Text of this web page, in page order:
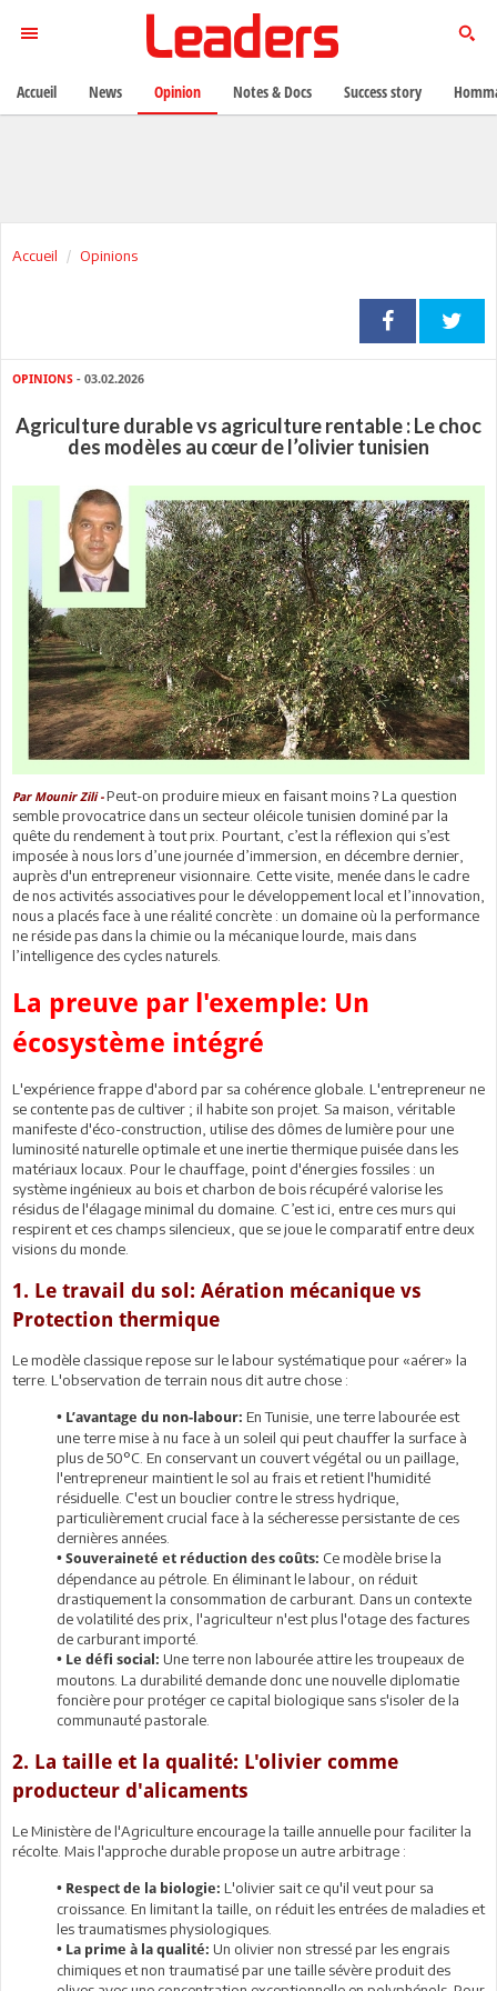
Accueil Opinions
OPINIONS - 03.02.2026
Agriculture durable vs agriculture rentable : Le choc
des modèles au cœur de l’olivier tunisien
Par Mounir Zili -Peut-on produire mieux en faisant moins ? La question
semble provocatrice dans un secteur oléicole tunisien dominé par la
quête du rendement à tout prix. Pourtant, c’est la réflexion qui s’est
imposée à nous lors d’une journée d’immersion, en décembre dernier,
auprès d'un entrepreneur visionnaire. Cette visite, menée dans le cadre
de nos activités associatives pour le développement local et l’innovation,
nous a placés face à une réalité concrète : un domaine où la performance
ne réside pas dans la chimie ou la mécanique lourde, mais dans
l’intelligence des cycles naturels.
La preuve par l'exemple: Un
écosystème intégré
L'expérience frappe d'abord par sa cohérence globale. L'entrepreneur ne
se contente pas de cultiver ; il habite son projet. Sa maison, véritable
manifeste d'éco-construction, utilise des dômes de lumière pour une
luminosité naturelle optimale et une inertie thermique puisée dans les
matériaux locaux. Pour le chauffage, point d'énergies fossiles : un
système ingénieux au bois et charbon de bois récupéré valorise les
résidus de l'élagage minimal du domaine. C’est ici, entre ces murs qui
respirent et ces champs silencieux, que se joue le comparatif entre deux
visions du monde.
1. Le travail du sol: Aération mécanique vs
Protection thermique
Le modèle classique repose sur le labour systématique pour «aérer» la
terre. L'observation de terrain nous dit autre chose :
• L’avantage du non-labour: En Tunisie, une terre labourée est
une terre mise à nu face à un soleil qui peut chauffer la surface à
plus de 50°C. En conservant un couvert végétal ou un paillage,
l'entrepreneur maintient le sol au frais et retient l'humidité
résiduelle. C'est un bouclier contre le stress hydrique,
particulièrement crucial face à la sécheresse persistante de ces
dernières années.
• Souveraineté et réduction des coûts: Ce modèle brise la
dépendance au pétrole. En éliminant le labour, on réduit
drastiquement la consommation de carburant. Dans un contexte
de volatilité des prix, l'agriculteur n'est plus l'otage des factures
de carburant importé.
• Le défi social: Une terre non labourée attire les troupeaux de
moutons. La durabilité demande donc une nouvelle diplomatie
foncière pour protéger ce capital biologique sans s'isoler de la
communauté pastorale.
2. La taille et la qualité: L'olivier comme
producteur d'alicaments
Le Ministère de l'Agriculture encourage la taille annuelle pour faciliter la
récolte. Mais l'approche durable propose un autre arbitrage :
• Respect de la biologie: L'olivier sait ce qu'il veut pour sa
croissance. En limitant la taille, on réduit les entrées de maladies et
les traumatismes physiologiques.
• La prime à la qualité: Un olivier non stressé par les engrais
chimiques et non traumatisé par une taille sévère produit des
Accueil News Opinion Notes & Docs Success story